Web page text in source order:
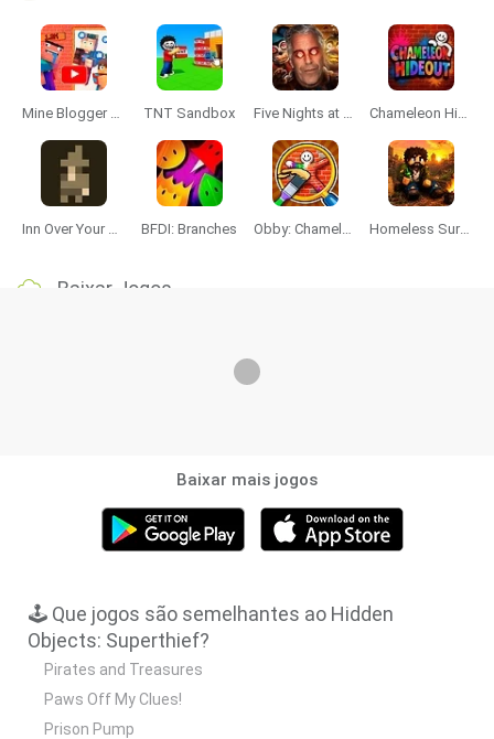
Mine Blogger Simulator 3D TNT Sandbox Five Nights at Epstein's Chameleon Hideout
Inn Over Your Head BFDI: Branches Obby: Chameleon: Paint & Hide Homeless Survival Online
Baixar Jogos
Baixar mais jogos
🕹️ Que jogos são semelhantes ao Hidden
Objects: Superthief?
Pirates and Treasures
Paws Off My Clues!
Prison Pump